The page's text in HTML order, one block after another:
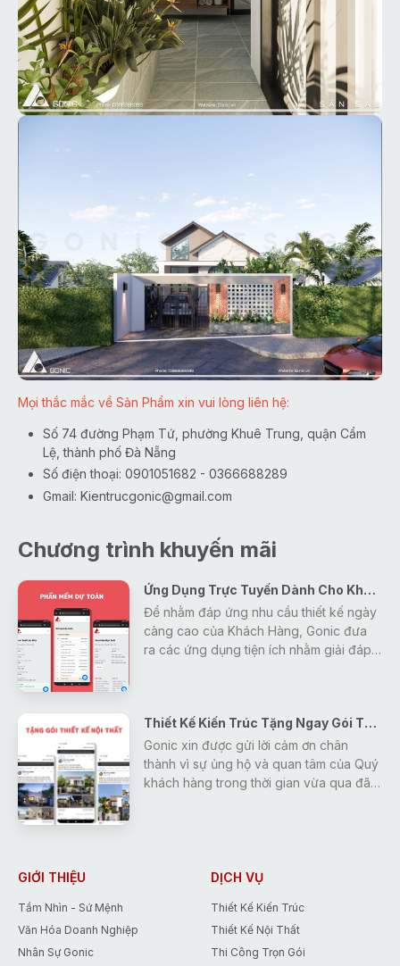
Mọi thắc mắc về Sản Phẩm xin vui lòng liên hệ:
Số 74 đường Phạm Tứ, phường Khuê Trung, quận Cẩm
Lệ, thành phố Đà Nẵng
Số điện thoại: 0901051682 - 0366688289
Gmail: Kientrucgonic@gmail.com
Chương trình khuyến mãi
Ứng Dụng Trực Tuyến Dành Cho Khách Hàng
Để nhằm đáp ứng nhu cầu thiết kế ngày
càng cao của Khách Hàng, Gonic đưa
ra các ứng dụng tiện ích nhằm giải đáp
khách hàng.
Thiết Kế Kiến Trúc Tặng Ngay Gói Thiết Kế Nội Thất
Gonic xin được gửi lời cảm ơn chân
thành vì sự ủng hộ và quan tâm của Quý
khách hàng trong thời gian vừa qua đã
nhất trong tháng 5 giúp các Bạn tiết
GIỚI THIỆU
Tầm Nhìn - Sứ Mệnh
Văn Hóa Doanh Nghiệp
Nhân Sự Gonic
DỊCH VỤ
Thiết Kế Kiến Trúc
Thiết Kế Nội Thất
Thi Công Trọn Gói